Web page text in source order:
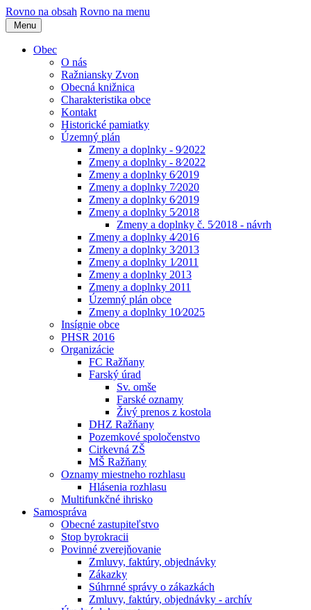
Rovno na obsah Rovno na menu
Menu
Obec
O nás
Ražniansky Zvon
Obecná knižnica
Charakteristika obce
Kontakt
Historické pamiatky
Územný plán
Zmeny a doplnky - 9⁄2022
Zmeny a doplnky - 8⁄2022
Zmeny a doplnky 6⁄2019
Zmeny a doplnky 7⁄2020
Zmeny a doplnky 6⁄2019
Zmeny a doplnky 5⁄2018
Zmeny a doplnky č. 5⁄2018 - návrh
Zmeny a doplnky 4⁄2016
Zmeny a doplnky 3⁄2013
Zmeny a doplnky 1⁄2011
Zmeny a doplnky 2013
Zmeny a doplnky 2011
Územný plán obce
Zmeny a doplnky 10⁄2025
Insígnie obce
PHSR 2016
Organizácie
FC Ražňany
Farský úrad
Sv. omše
Farské oznamy
Živý prenos z kostola
DHZ Ražňany
Pozemkové spoločenstvo
Cirkevná ZŠ
MŠ Ražňany
Oznamy miestneho rozhlasu
Hlásenia rozhlasu
Multifunkčné ihrisko
Samospráva
Obecné zastupiteľstvo
Stop byrokracii
Povinné zverejňovanie
Zmluvy, faktúry, objednávky
Zákazky
Súhrnné správy o zákazkách
Zmluvy, faktúry, objednávky - archív